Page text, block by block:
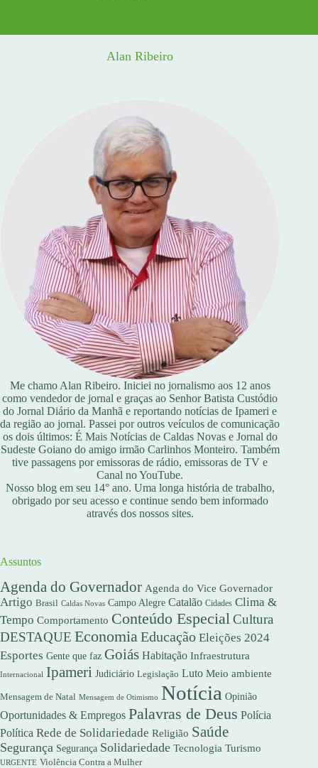
Alan Ribeiro
Me chamo Alan Ribeiro. Iniciei no jornalismo aos 12 anos
como vendedor de jornal e graças ao Senhor Batista Custódio
do Jornal Diário da Manhã e reportando notícias de Ipameri e
da região ao jornal. Passei por outros veículos de comunicação
os dois últimos: É Mais Notícias de Caldas Novas e Jornal do
Sudeste Goiano do amigo irmão Carlinhos Monteiro. Também
tive passagens por emissoras de rádio, emissoras de TV e
Canal no YouTube.
Nosso blog em seu 14° ano. Uma longa história de trabalho,
obrigado por seu acesso e continue sendo bem informado
através dos nossos sites.
Assuntos
Agenda do Governador Agenda do Vice Governador
Artigo Brasil Caldas Novas Campo Alegre Catalão Cidades Clima &
Tempo Comportamento Conteúdo EspecialCultura
DESTAQUE EconomiaEducação Eleições 2024
Esportes Gente que faz Goiás Habitação Infraestrutura
Internacional Ipameri Judiciário Legislação Luto Meio ambiente
Mensagem de Natal Mensagem de Otimismo Notícia Opinião
Oportunidades & Empregos Palavras de Deus Polícia
Política Rede de Solidariedade Religião Saúde
Segurança Segurança Solidariedade Tecnologia Turismo
URGENTE Violência Contra a Mulher